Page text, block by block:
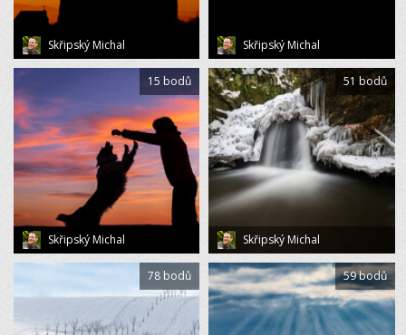
Skřipský Michal Skřipský Michal
Skřipský Michal
15 bodů
Skřipský Michal
51 bodů
78 bodů 59 bodů